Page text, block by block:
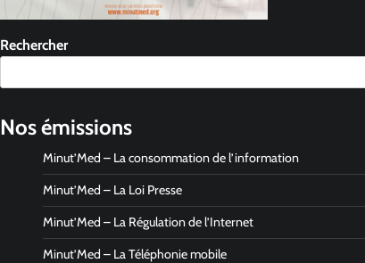
Rechercher
Nos émissions
Minut’Med – La consommation de l’information
Minut’Med – La Loi Presse
Minut’Med – La Régulation de l’Internet
Minut’Med – La Téléphonie mobile